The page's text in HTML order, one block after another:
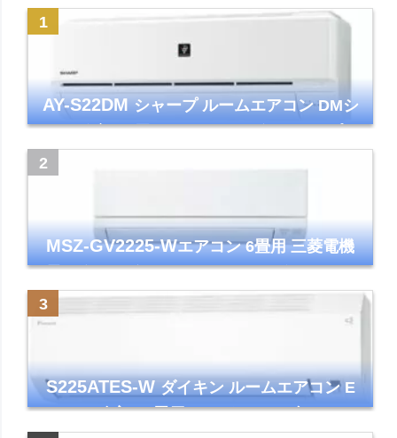
AY-S22DMシャープ ルームエアコン DMシ
リーズ 主に6畳 ホワイト 2024年モデル プラ
MSZ-GV2225-Wエアコン 6畳用 三菱電機
霧ヶ峰 2025年モデル GVシリーズ ピュアホ
ワイト 清潔 除湿 単相100V
S225ATES-Wダイキン ルームエアコン E
シリーズ 主に6畳用 ホワイト 2025年モデル